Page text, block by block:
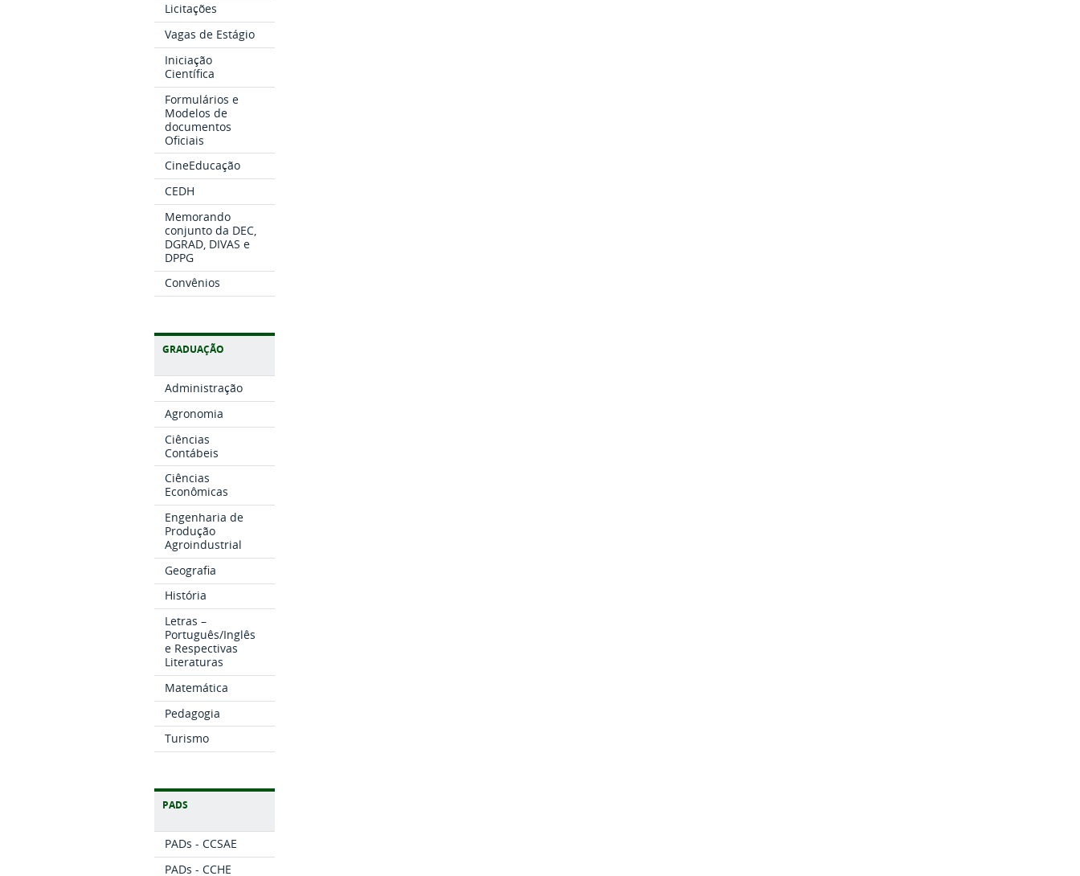
Licitações
Vagas de Estágio
Iniciação
Científica
Formulários e
Modelos de
documentos
Oficiais
CineEducação
CEDH
Memorando
conjunto da DEC,
DGRAD, DIVAS e
DPPG
Convênios
GRADUAÇÃO
Administração
Agronomia
Ciências
Contábeis
Ciências
Econômicas
Engenharia de
Produção
Agroindustrial
Geografia
História
Letras –
Português/Inglês
e Respectivas
Literaturas
Matemática
Pedagogia
Turismo
PADS
PADs - CCSAE
PADs - CCHE